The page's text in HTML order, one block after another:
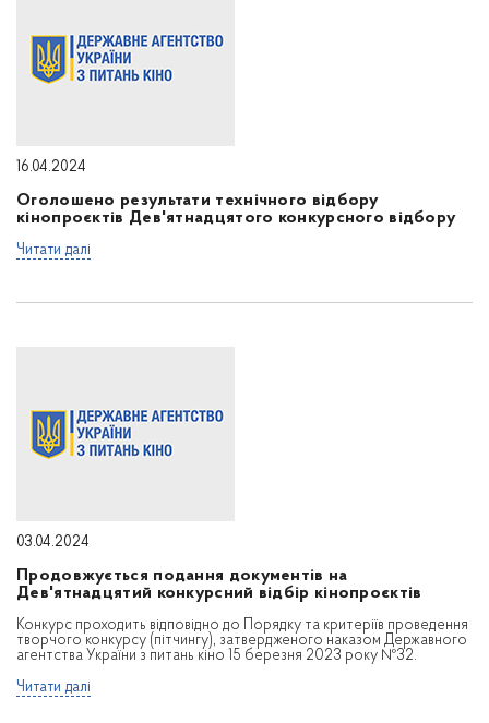
16.04.2024
Оголошено результати технічного відбору
кінопроєктів Дев'ятнадцятого конкурсного відбору
Читати далі
03.04.2024
Продовжується подання документів на
Дев'ятнадцятий конкурсний відбір кінопроєктів
Конкурс проходить відповідно до Порядку та критеріїв проведення
творчого конкурсу (пітчингу), затвердженого наказом Державного
агентства України з питань кіно 15 березня 2023 року №32.
Читати далі